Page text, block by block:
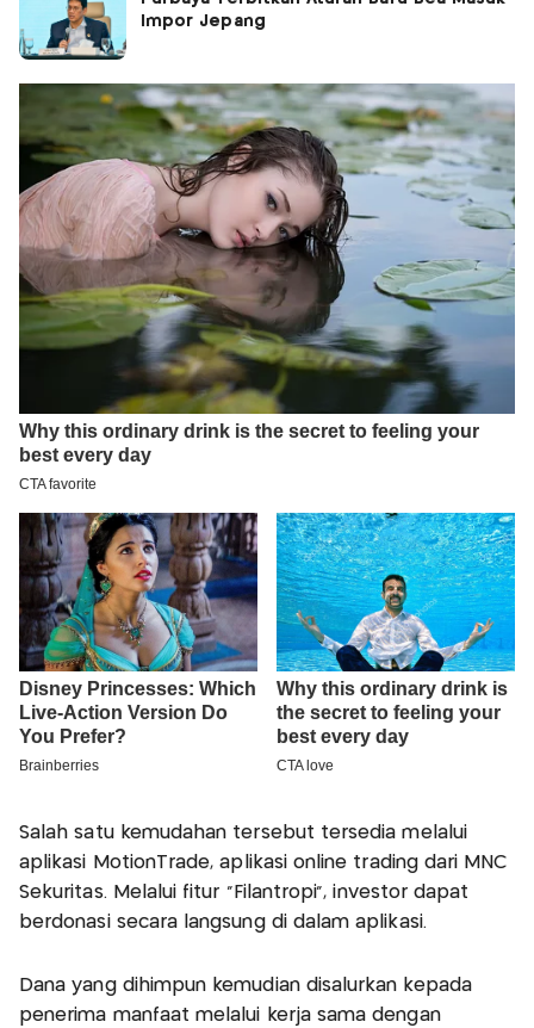
Impor Jepang
Salah satu kemudahan tersebut tersedia melalui
aplikasi MotionTrade, aplikasi online trading dari MNC
Sekuritas. Melalui fitur “Filantropi”, investor dapat
berdonasi secara langsung di dalam aplikasi.
Dana yang dihimpun kemudian disalurkan kepada
penerima manfaat melalui kerja sama dengan